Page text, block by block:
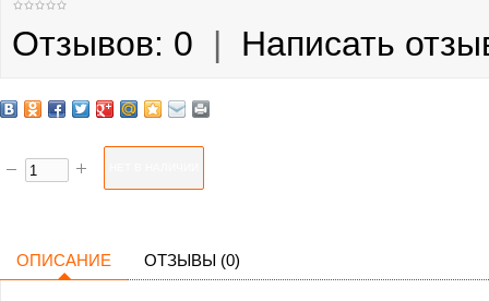
Отзывов: 0 | Написать
ОПИСАНИЕ ОТЗЫВЫ (0)